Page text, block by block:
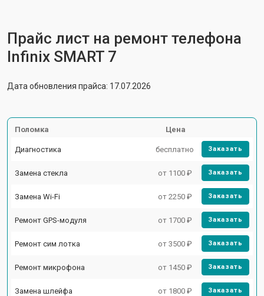
Прайс лист на ремонт телефона
Infinix SMART 7
Дата обновления прайса: 17.07.2026
Поломка Цена
Диагностика бесплатно Заказать
Замена стекла от 1100 ₽ Заказать
Замена Wi-Fi от 2250 ₽ Заказать
Ремонт GPS-модуля от 1700 ₽ Заказать
Ремонт сим лотка от 3500 ₽ Заказать
Ремонт микрофона от 1450 ₽ Заказать
Замена шлейфа от 1800 ₽ Заказать